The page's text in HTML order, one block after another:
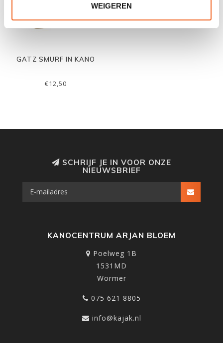
WEIGEREN
GATZ SMURF IN KANO
€12,50
SCHRIJF JE IN VOOR ONZE
NIEUWSBRIEF
KANOCENTRUM ARJAN BLOEM
Poelweg 1B
1531MD
Wormer
075 621 8805
info@kajak.nl